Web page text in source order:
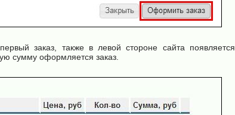
заказ, также в левой стороне сайта появляется
сумму оформляется заказ.